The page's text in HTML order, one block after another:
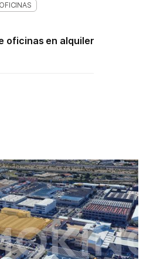
OFICINAS
oficinas en alquiler